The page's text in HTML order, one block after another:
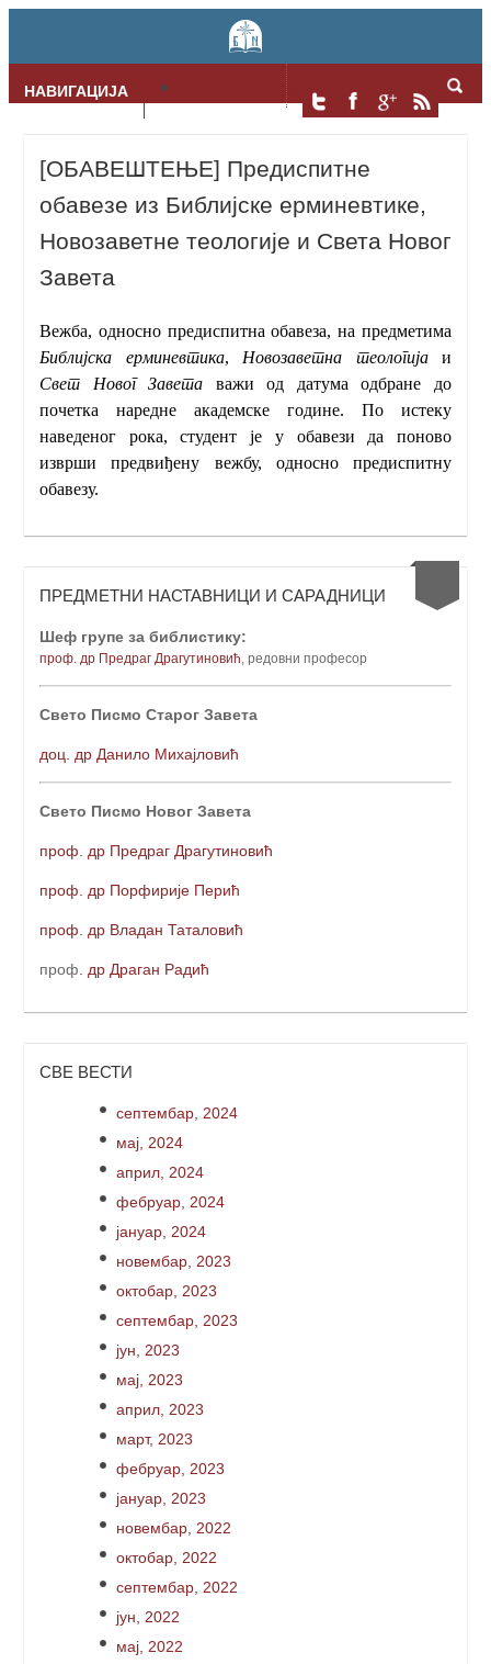
НАВИГАЦИЈА Skip to content
[ОБАВЕШТЕЊЕ] Предиспитне
обавезе из Библијске ерминевтике,
Новозаветне теологије и Света Новог
Завета
Вежба, односно предиспитна обавеза, на предметима
Библијска ерминевтика, Новозаветна теологијаи
Свет Новог Завета важи од датума одбране до
почетка наредне академске године. По истеку
наведеног рока, студент је у обавези да поново
изврши предвиђену вежбу, односно предиспитну
обавезу.
ПРЕДМЕТНИ НАСТАВНИЦИ И САРАДНИЦИ
Шеф групе за библистику:
проф. др Предраг Драгутиновић, редовни професор
Свето Писмо Старог Завета
доц. др Данило Михајловић
Свето Писмо Новог Завета
проф. др Предраг Драгутиновић
проф. др Порфирије Перић
проф. др Владан Таталовић
проф . др Драган Радић
СВЕ ВЕСТИ
септембар, 2024
мај, 2024
април, 2024
фебруар, 2024
јануар, 2024
новембар, 2023
октобар, 2023
септембар, 2023
јун, 2023
мај, 2023
април, 2023
март, 2023
фебруар, 2023
јануар, 2023
новембар, 2022
октобар, 2022
септембар, 2022
јун, 2022
мај, 2022